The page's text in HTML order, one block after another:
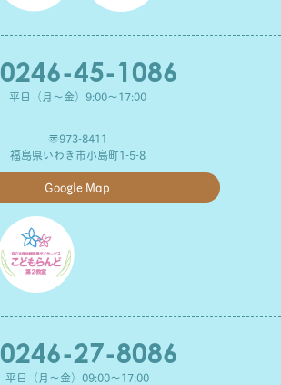
0246-45-1086
平日（月～金）9:00～17:00
〒973-8411
福島県いわき市小島町1-5-8
Google Map
0246-27-8086
平日（月～金）09:00～17:00